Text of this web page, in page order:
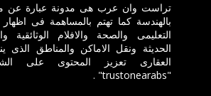
تراست وان عرب هى مدونة عبارة عن
بالهندسة كما تهتم بالمساهمة فى
التعليمى والصحة والافلام الوثائقية
الحديثة ونقل الاماكن والمناطق الذى
العقارى تعزيز المحتوى على
"trustonearabs" .